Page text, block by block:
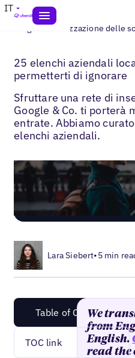
IT
Blogs> Ottimizzazione delle
25 elenchi aziendali
permetterti di ignorare
Sfruttare una rete di
Google & Co. ti porterà
entrate. Abbiamo
elenchi aziendali.
Lara Siebert•5 min
Table of Content
TOC link
We
from
English.
read